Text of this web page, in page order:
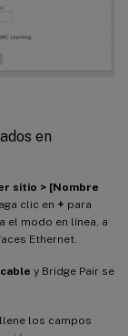
en
sitio > [Nombre
clic en + para
el modo en línea, a
Ethernet.
y Bridge Pair se
los campos